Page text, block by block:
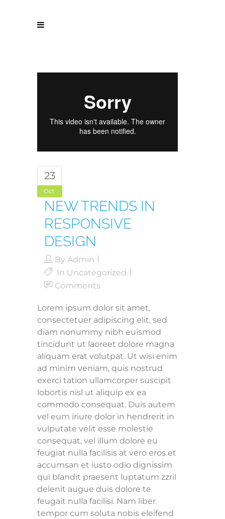
23
Oct
NEW TRENDS IN
RESPONSIVE
DESIGN
By Admin
In Uncategorized
Comments
Lorem ipsum dolor sit amet,
consectetuer adipiscing elit, sed
diam nonummy nibh euismod
tincidunt ut laoreet dolore magna
aliquam erat volutpat. Ut wisi enim
ad minim veniam, quis nostrud
exerci tation ullamcorper suscipit
lobortis nisl ut aliquip ex ea
commodo consequat. Duis autem
vel eum iriure dolor in hendrerit in
vulputate velit esse molestie
consequat, vel illum dolore eu
feugiat nulla facilisis at vero eros et
accumsan et iusto odio dignissim
qui blandit praesent luptatum zzril
delenit augue duis dolore te
feugait nulla facilisi. Nam liber
tempor cum soluta nobis eleifend